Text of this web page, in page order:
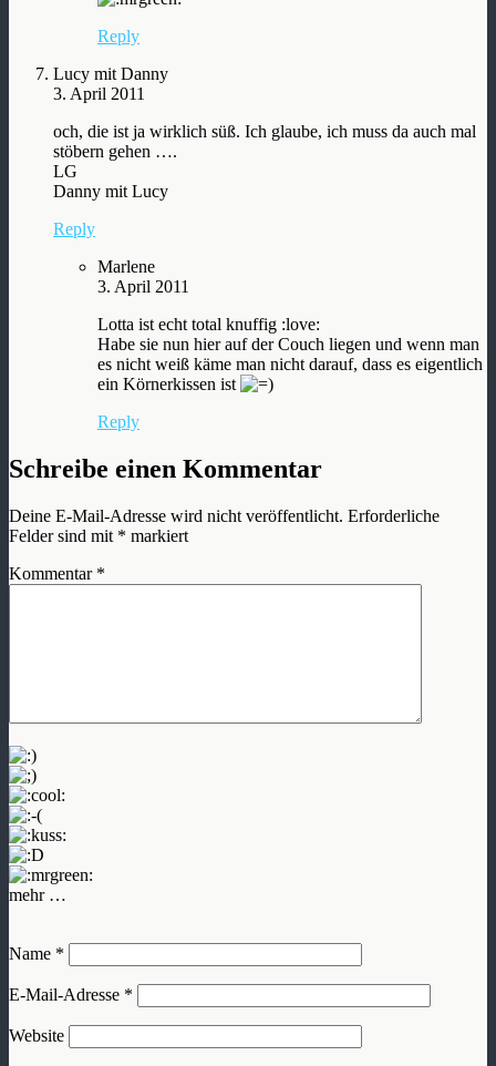
Reply
Lucy mit Danny
3. April 2011
och, die ist ja wirklich süß. Ich glaube, ich muss da auch mal
stöbern gehen ….
LG
Danny mit Lucy
Reply
Marlene
3. April 2011
Lotta ist echt total knuffig :love:
Habe sie nun hier auf der Couch liegen und wenn man
es nicht weiß käme man nicht darauf, dass es eigentlich
ein Körnerkissen ist
Reply
Schreibe einen Kommentar
Deine E-Mail-Adresse wird nicht veröffentlicht. Erforderliche
Felder sind mit * markiert
Kommentar *
mehr …
Name *
E-Mail-Adresse *
Website